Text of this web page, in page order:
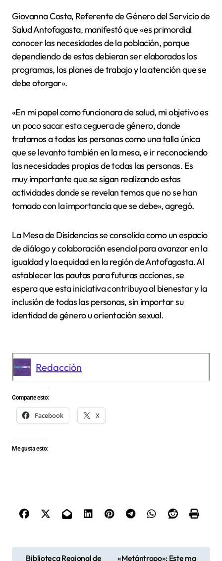
Giovanna Costa, Referente de Género del Servicio de
Salud Antofagasta, manifestó que «es primordial
conocer las necesidades de la población, porque
dependiendo de estas debieran ser elaborados los
programas, los planes de trabajo y la atención que se
debe otorgar».
«En mi papel como funcionara de salud, mi objetivo es
un poco sacar esta ceguera de género, donde
tratamos a todas las personas como una talla única
que se levanto también en la mesa, e ir reconociendo
las necesidades propias de todas las personas. Es
muy importante que se sigan realizando estas
actividades donde se revelan temas que no se han
tomado con la importancia que se debe», agregó.
La Mesa de Disidencias se consolida como un espacio
de diálogo y colaboración esencial para avanzar en la
igualdad y la equidad en la región de Antofagasta. Al
establecer las pautas para futuras acciones, se
espera que esta iniciativa contribuya al bienestar y la
inclusión de todas las personas, sin importar su
identidad de género u orientación sexual.
Redacción
Comparte esto:
Facebook X
Me gusta esto:
Biblioteca Regional de «Metántropo»: Este ma